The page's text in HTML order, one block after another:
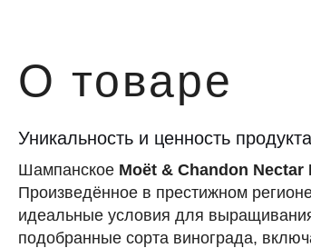
О товаре
Уникальность и ценность продукта
Шампанское Moët & Chandon Nectar
Произведённое в престижном
идеальные условия для
подобранные сорта винограда,